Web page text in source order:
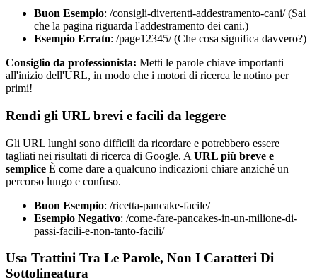
Buon Esempio: /consigli-divertenti-addestramento-cani/ (Sai
che la pagina riguarda l'addestramento dei cani.)
Esempio Errato: /page12345/ (Che cosa significa davvero?)
Consiglio da professionista: Metti le parole chiave importanti
all'inizio dell'URL, in modo che i motori di ricerca le notino per
primi!
Rendi gli URL brevi e facili da leggere
Gli URL lunghi sono difficili da ricordare e potrebbero essere
tagliati nei risultati di ricerca di Google. A URL più breve e
semplice È come dare a qualcuno indicazioni chiare anziché un
percorso lungo e confuso.
Buon Esempio: /ricetta-pancake-facile/
Esempio Negativo: /come-fare-pancakes-in-un-milione-di-
passi-facili-e-non-tanto-facili/
Usa Trattini Tra Le Parole, Non I Caratteri Di
Sottolineatura